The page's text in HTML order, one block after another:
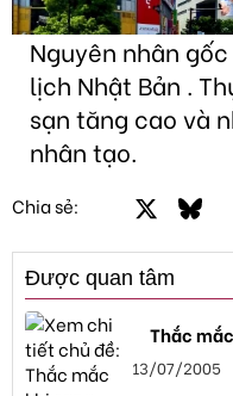
Nguyên nhân
lịch Nhật Bản .
sạn tăng cao và
nhân tạo.
Chia sẻ: Facebook
Được quan tâm
Thắc
13/07/2005